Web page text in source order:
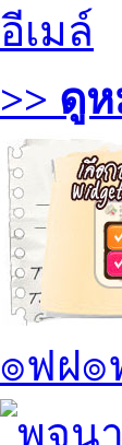
อีเมล์
>> ดู
๏ฟฝ๏